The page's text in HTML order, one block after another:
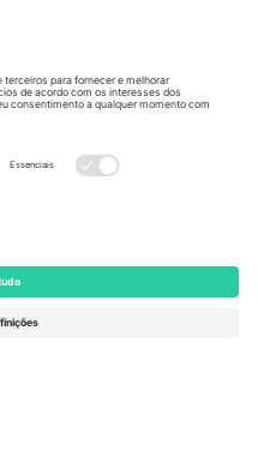
United Kingdom
167 City Road, London, Greater
Kingdom
Engelberg, Switzerland